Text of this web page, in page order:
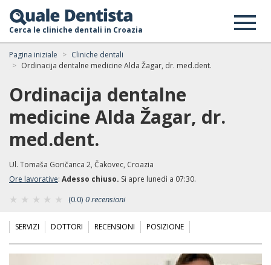
Cerca le cliniche dentali in Croazia
Pagina iniziale
Cliniche dentali
Ordinacija dentalne medicine Alda Žagar, dr. med.dent.
Ordinacija dentalne
medicine Alda Žagar, dr.
med.dent.
Ul. Tomaša Goričanca 2, Čakovec, Croazia
Ore lavorative: Adesso chiuso. Si apre lunedì a 07:30.
(0.0) 0 recensioni
SERVIZI DOTTORI RECENSIONI POSIZIONE